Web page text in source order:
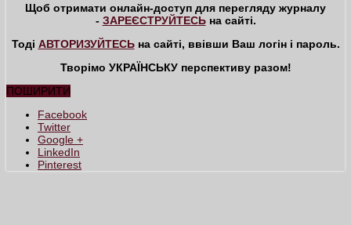
Щоб отримати онлайн-доступ для перегляду журналу
- ЗАРЕЄСТРУЙТЕСЬна сайті.
Тоді АВТОРИЗУЙТЕСЬна сайті, ввівши Ваш логін і пароль.
Творімо УКРАЇНСЬКУ перспективу разом!
ПОШИРИТИ
Facebook
Twitter
Google +
LinkedIn
Pinterest